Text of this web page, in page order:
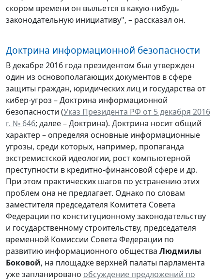
скором времени он выльется в какую-нибудь
законодательную инициативу", – рассказал он.
Доктрина информационной безопасности
В декабре 2016 года президентом был утвержден
один из основополагающих документов в сфере
защиты граждан, юридических лиц и государства от
кибер-угроз – Доктрина информационной
безопасности (Указ Президента РФ от 5 декабря 2016
г. № 646; далее – Доктрина). Доктрина носит общий
характер – определяя основные информационные
угрозы, среди которых, например, пропаганда
экстремистской идеологии, рост компьютерной
преступности в кредитно-финансовой сфере и др.
При этом практических шагов по устранению этих
проблем она не предлагает. Однако по словам
заместителя председателя Комитета Совета
Федерации по конституционному законодательству
и государственному строительству, председателя
временной Комиссии Совета Федерации по
развитию информационного общества Людмилы
Боковой, на площадке верхней палаты парламента
уже запланировано обсуждение предложений по